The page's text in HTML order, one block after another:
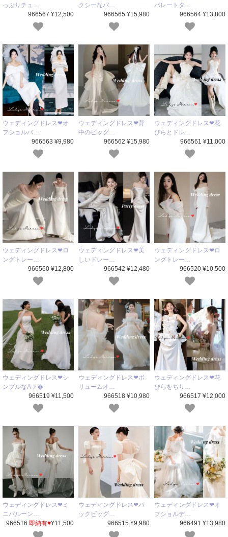
っぷりチュ…
966567 ¥12,500
クシーなバ…
966565 ¥15,980
パレートタ…
966564 ¥13,800
ウェディングドレス❤オ
フショルバ…
966563 ¥9,980
ウェディングドレス❤背
中のビッグ…
966562 ¥15,980
ウェディングドレス❤花
びらとドレ…
966561 ¥11,000
ウェディングドレス❤ロ
ングトレー…
966560 ¥12,800
ウェディングドレス❤美
しいドレー…
966542 ¥12,480
ウェディングドレス❤ロ
ングトレー…
966520 ¥10,500
ウェディングドレス❤シ
ンプルなAァ�
966519 ¥11,500
ウェディングドレス❤ボ
リュームオ…
966518 ¥10,980
ウェディングドレス❤花
びらをちり…
966517 ¥12,000
ウェディングドレス❤ミ
ニバルーン…
966516即納有♥¥11,500
ウェディングドレス❤バ
ックビッグ…
966515 ¥9,980
ウェディングドレス❤オ
フショルデ…
966491 ¥13,980